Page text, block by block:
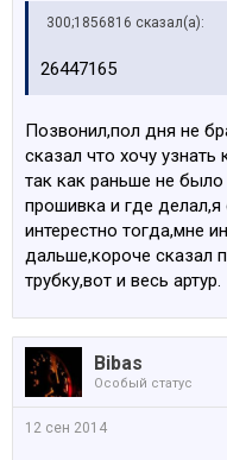
300;1856816 сказал(а):
26447165
Позвонил,пол дня не
сказал что хочу
так как раньше не
прошивка и где делал,я
интерестно тогда,мне
дальше,короче сказал
трубку,вот и весь артур.
Bibas
Особый статус
12 сен 2014